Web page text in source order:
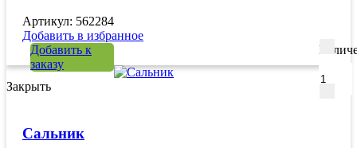
Артикул: 562284
Добавить в избранное
Добавить к
заказу
Закрыть
Сальник